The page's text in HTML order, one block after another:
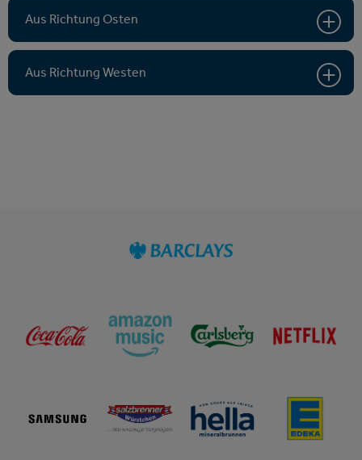
Aus Richtung Osten
Aus Richtung Westen